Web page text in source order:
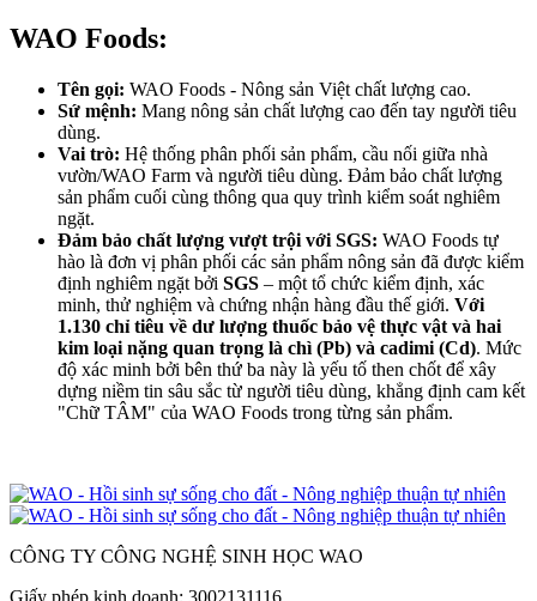
WAO Foods:
Tên gọi: WAO Foods - Nông sản Việt chất lượng cao.
Sứ mệnh: Mang nông sản chất lượng cao đến tay người tiêu
dùng.
Vai trò: Hệ thống phân phối sản phẩm, cầu nối giữa nhà
vườn/WAO Farm và người tiêu dùng. Đảm bảo chất lượng
sản phẩm cuối cùng thông qua quy trình kiểm soát nghiêm
ngặt.
Đảm bảo chất lượng vượt trội với SGS: WAO Foods tự
hào là đơn vị phân phối các sản phẩm nông sản đã được kiểm
định nghiêm ngặt bởi SGS – một tổ chức kiểm định, xác
minh, thử nghiệm và chứng nhận hàng đầu thế giới. Với
1.130 chỉ tiêu về dư lượng thuốc bảo vệ thực vật và hai
kim loại nặng quan trọng là chì (Pb) và cadimi (Cd). Mức
độ xác minh bởi bên thứ ba này là yếu tố then chốt để xây
dựng niềm tin sâu sắc từ người tiêu dùng, khẳng định cam kết
"Chữ TÂM" của WAO Foods trong từng sản phẩm.
CÔNG TY CÔNG NGHỆ SINH HỌC WAO
Giấy phép kinh doanh: 3002131116